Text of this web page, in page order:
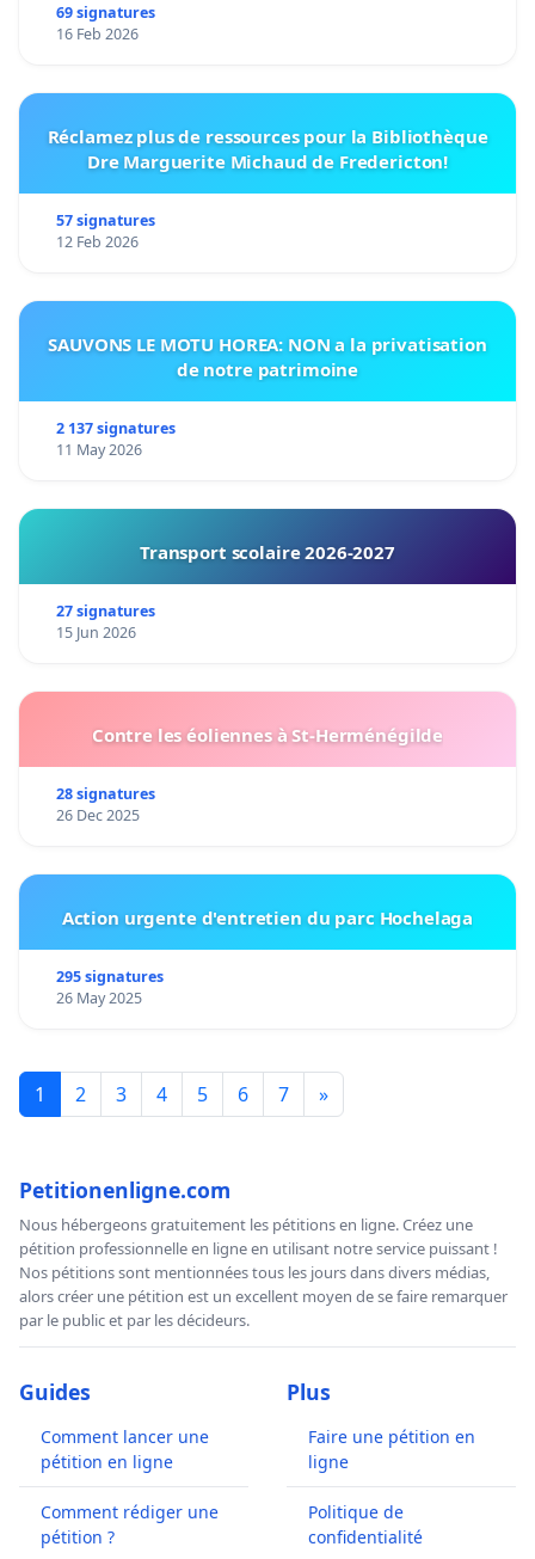
69 signatures
16 Feb 2026
Réclamez plus de ressources pour la Bibliothèque
Dre Marguerite Michaud de Fredericton!
57 signatures
12 Feb 2026
SAUVONS LE MOTU HOREA: NON a la privatisation
de notre patrimoine
2 137 signatures
11 May 2026
Transport scolaire 2026-2027
27 signatures
15 Jun 2026
Contre les éoliennes à St-Herménégilde
28 signatures
26 Dec 2025
Action urgente d'entretien du parc Hochelaga
295 signatures
26 May 2025
1 2 3 4 5 6 7 »
Petitionenligne.com
Nous hébergeons gratuitement les pétitions en ligne. Créez une
pétition professionnelle en ligne en utilisant notre service puissant !
Nos pétitions sont mentionnées tous les jours dans divers médias,
alors créer une pétition est un excellent moyen de se faire remarquer
par le public et par les décideurs.
Guides
Comment lancer une
pétition en ligne
Comment rédiger une
pétition ?
Plus
Faire une pétition en
ligne
Politique de
confidentialité